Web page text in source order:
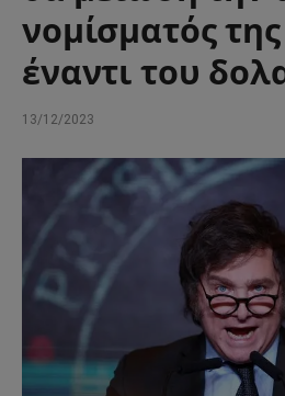
νομίσματός
έναντι του
13/12/2023